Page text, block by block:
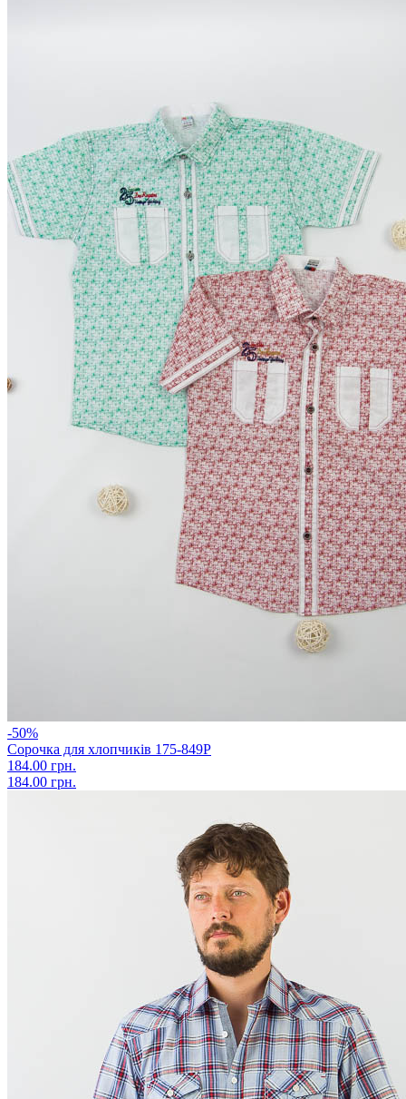
-50%
Сорочка для хлопчиків 175-849Р
184.00 грн.
184.00 грн.